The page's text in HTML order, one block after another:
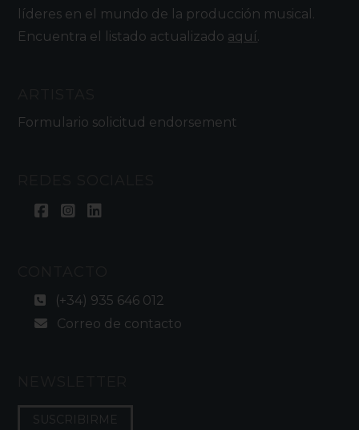
líderes en el mundo de la producción musical.
Encuentra el listado actualizado aquí.
Formulario solicitud endorsement
(+34) 935 646 012
Correo de contacto
SUSCRIBIRME